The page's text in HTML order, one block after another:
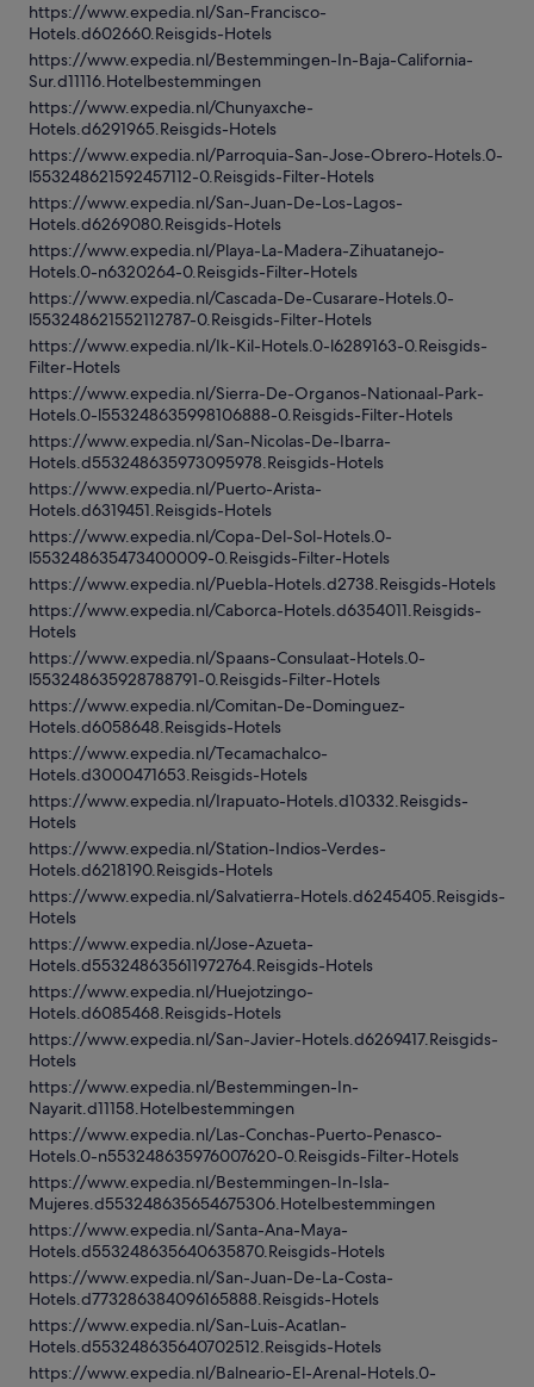
https://www.expedia.nl/San-Francisco-
Hotels.d602660.Reisgids-Hotels
https://www.expedia.nl/Bestemmingen-In-Baja-California-
Sur.d11116.Hotelbestemmingen
https://www.expedia.nl/Chunyaxche-
Hotels.d6291965.Reisgids-Hotels
https://www.expedia.nl/Parroquia-San-Jose-Obrero-Hotels.0-
l553248621592457112-0.Reisgids-Filter-Hotels
https://www.expedia.nl/San-Juan-De-Los-Lagos-
Hotels.d6269080.Reisgids-Hotels
https://www.expedia.nl/Playa-La-Madera-Zihuatanejo-
Hotels.0-n6320264-0.Reisgids-Filter-Hotels
https://www.expedia.nl/Cascada-De-Cusarare-Hotels.0-
l553248621552112787-0.Reisgids-Filter-Hotels
https://www.expedia.nl/Ik-Kil-Hotels.0-l6289163-0.Reisgids-
Filter-Hotels
https://www.expedia.nl/Sierra-De-Organos-Nationaal-Park-
Hotels.0-l553248635998106888-0.Reisgids-Filter-Hotels
https://www.expedia.nl/San-Nicolas-De-Ibarra-
Hotels.d553248635973095978.Reisgids-Hotels
https://www.expedia.nl/Puerto-Arista-
Hotels.d6319451.Reisgids-Hotels
https://www.expedia.nl/Copa-Del-Sol-Hotels.0-
l553248635473400009-0.Reisgids-Filter-Hotels
https://www.expedia.nl/Puebla-Hotels.d2738.Reisgids-Hotels
https://www.expedia.nl/Caborca-Hotels.d6354011.Reisgids-
Hotels
https://www.expedia.nl/Spaans-Consulaat-Hotels.0-
l553248635928788791-0.Reisgids-Filter-Hotels
https://www.expedia.nl/Comitan-De-Dominguez-
Hotels.d6058648.Reisgids-Hotels
https://www.expedia.nl/Tecamachalco-
Hotels.d3000471653.Reisgids-Hotels
https://www.expedia.nl/Irapuato-Hotels.d10332.Reisgids-
Hotels
https://www.expedia.nl/Station-Indios-Verdes-
Hotels.d6218190.Reisgids-Hotels
https://www.expedia.nl/Salvatierra-Hotels.d6245405.Reisgids-
Hotels
https://www.expedia.nl/Jose-Azueta-
Hotels.d553248635611972764.Reisgids-Hotels
https://www.expedia.nl/Huejotzingo-
Hotels.d6085468.Reisgids-Hotels
https://www.expedia.nl/San-Javier-Hotels.d6269417.Reisgids-
Hotels
https://www.expedia.nl/Bestemmingen-In-
Nayarit.d11158.Hotelbestemmingen
https://www.expedia.nl/Las-Conchas-Puerto-Penasco-
Hotels.0-n553248635976007620-0.Reisgids-Filter-Hotels
https://www.expedia.nl/Bestemmingen-In-Isla-
Mujeres.d553248635654675306.Hotelbestemmingen
https://www.expedia.nl/Santa-Ana-Maya-
Hotels.d553248635640635870.Reisgids-Hotels
https://www.expedia.nl/San-Juan-De-La-Costa-
Hotels.d773286384096165888.Reisgids-Hotels
https://www.expedia.nl/San-Luis-Acatlan-
Hotels.d553248635640702512.Reisgids-Hotels
https://www.expedia.nl/Balneario-El-Arenal-Hotels.0-